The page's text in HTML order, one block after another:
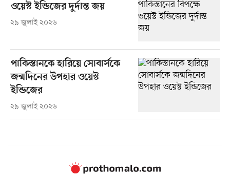
ওয়েস্ট ইন্ডিজের দুর্দান্ত জয়
২৯ জুলাই ২০২৬
পাকিস্তানকে হারিয়ে সোবার্সকে
জন্মদিনের উপহার ওয়েস্ট
ইন্ডিজের
২৯ জুলাই ২০২৬